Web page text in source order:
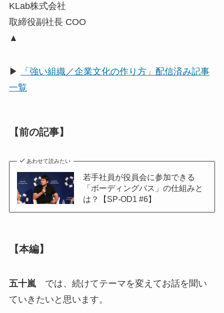
KLab株式会社
取締役副社長 COO
▲
▶
「強い組織／企業文化の作り方」配信済み記事
一覧
【前の記事】
あわせて読みたい
若手社員が役員会に参加できる
「ボーディングパス」の仕組みと
は？【SP-OD1 #6】
【本編】
五十嵐では、続けてテーマを変えてお話を聞い
ていきたいと思います。